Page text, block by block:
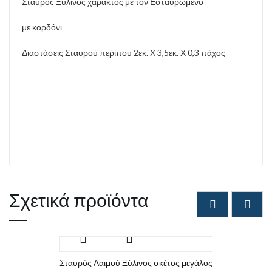
με κορδόνι
Διαστάσεις Σταυρού περίπου 2εκ. Χ 3,5εκ. Χ 0,3 πάχος
Σχετικά προϊόντα
Σταυρός Λαιμού Ξύλινος σκέτος μεγάλος